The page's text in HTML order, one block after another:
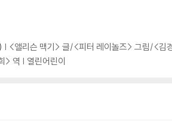
| <앨리슨 맥기> 글/<피터 레이놀즈> 그림/<김
> 역 | 열린어린이